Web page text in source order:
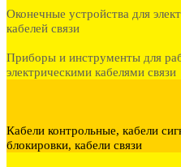
Оконечные устройства для
кабелей связи
Приборы и инструменты для
электрическими кабелями связи
Кабели контрольные, кабели
блокировки, кабели связи